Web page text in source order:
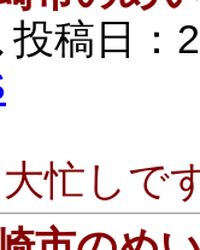
投稿日：
忙しで